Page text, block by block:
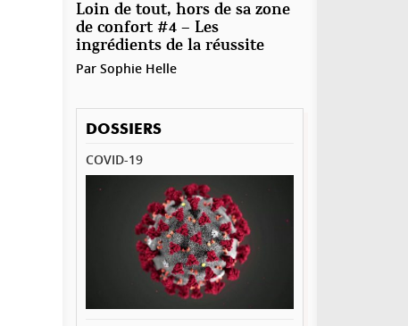
Loin de tout, hors de sa zone
de confort #4 – Les
ingrédients de la réussite
Par Sophie Helle
DOSSIERS
COVID-19